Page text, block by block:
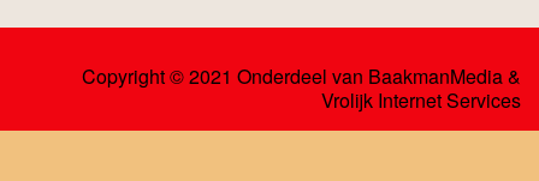
Copyright © 2021 Onderdeel van BaakmanMedia&
Vrolijk Internet Services